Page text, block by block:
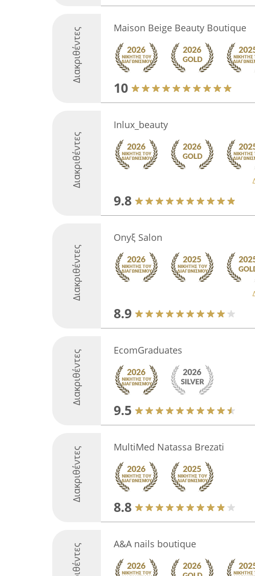
Διακριθέντες Maison Beige Beauty Boutique
10
Διακριθέντες
Inlux_beauty
9.8
Διακριθέντες
Onyξ Salon
8.9
Διακριθέντες EcomGraduates
9.5
Διακριθέντες MultiMed Natassa Brezati
8.8
A&A nails boutique